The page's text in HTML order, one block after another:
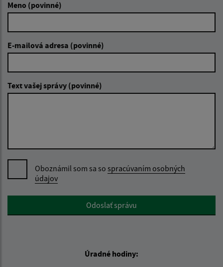
Meno (povinné)
E-mailová adresa (povinné)
Text vašej správy (povinné)
Oboznámil som sa so spracúvaním osobných
údajov
Google reCaptcha ResponseOdoslať správu
Úradné hodiny: